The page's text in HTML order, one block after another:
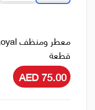
قطعة
AED 75.00